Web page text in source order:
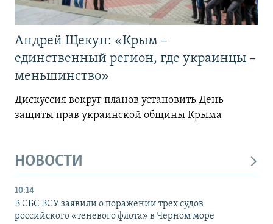
Андрей Щекун: «Крым –
единственный регион, где украинцы –
меньшинство»
Дискуссия вокруг планов установить День
защиты прав украинской общины Крыма
НОВОСТИ
10:14
В СБС ВСУ заявили о поражении трех судов
российского «теневого флота» в Черном море